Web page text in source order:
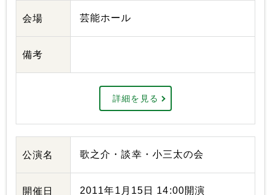
会場 芸能ホール
備考
詳細を見る
公演名 歌之介・談幸・小三太の会
開催日 2011年1月15日 14:00開演